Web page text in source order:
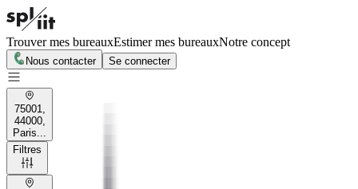
Trouver mes bureauxEstimer mes bureauxNotre concept
Nous contacter Se connecter
75001,
44000,
Paris...
Filtres